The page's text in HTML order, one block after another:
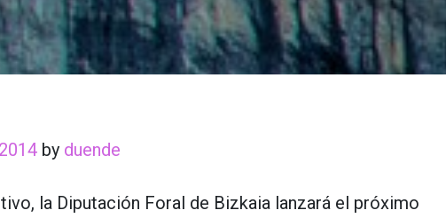
by duende
la Diputación Foral de Bizkaia lanzará el próximo